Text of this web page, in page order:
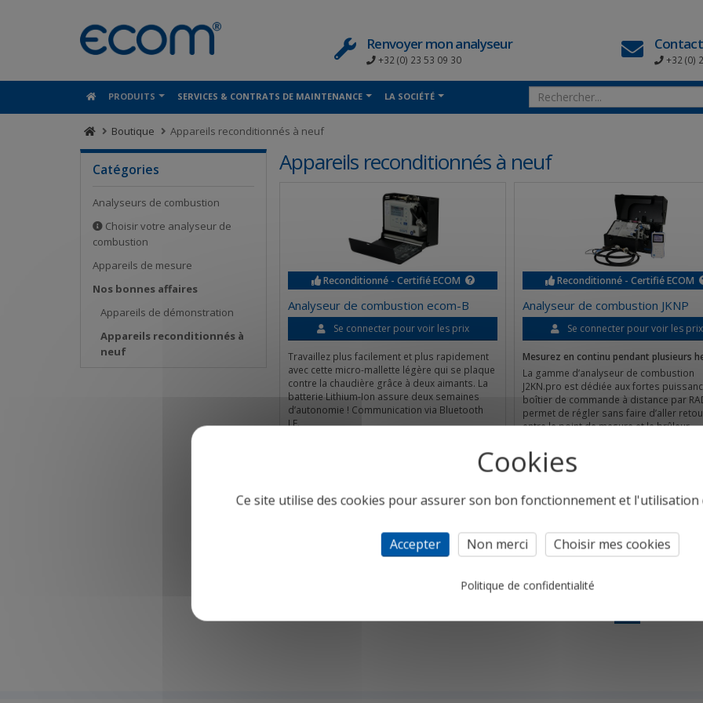
Renvoyer mon analyseur
+32 (0) 23 53 09 30 +32 (0)
PRODUITS SERVICES & CONTRATS DE MAINTENANCE LA SOCIÉTÉ
Boutique Appareils reconditionnés à neuf
Appareils reconditionnés à neuf
Reconditionné - Certifié ECOM
Analyseur de combustion ecom-B
Se connecter pour voir les prix
Travaillez plus facilement et plus rapidement
avec cette micro-mallette légère qui se plaque
contre la chaudière grâce à deux aimants. La
batterie Lithium-Ion assure deux semaines
d’autonomie ! Communication via Bluetooth
LE.
Reconditionné - Certifié ECOM
Analyseur de combustion JKNP
Se connecter pour voir les prix
Mesurez en continu pendant plusieurs
La gamme d’analyseur de combustion
J2KN.pro est dédiée aux fortes
boîtier de commande à distance par
permet de régler sans faire d’aller
entre le point de mesure et le brûleur.
*Quantité limitée, nous consulter s'il-
plaît*
Catégories
Analyseurs de combustion
Choisir votre analyseur de
combustion
Appareils de mesure
Nos bonnes affaires
Appareils de démonstration
Appareils reconditionnés à
neuf
Ce site utilise des cookies pour assurer son bon fonctionnement et
Accepter Non merci Choisir mes cookies
Politique de confidentialité